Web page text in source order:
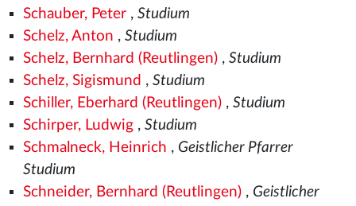
Schauber, Peter, Studium
Schelz, Anton , Studium
Schelz, Bernhard (Reutlingen), Studium
Schelz, Sigismund , Studium
Schiller, Eberhard (Reutlingen), Studium
Schirper, Ludwig, Studium
Schmalneck, Heinrich , Geistlicher Pfarrer
Studium
Schneider, Bernhard (Reutlingen), Geistlicher